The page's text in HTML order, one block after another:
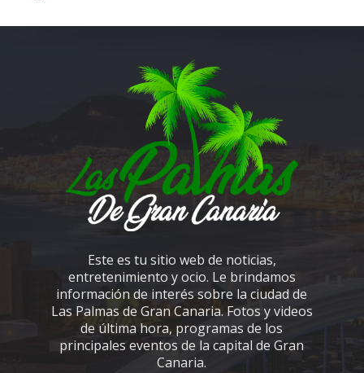
Este es tu sitio web de noticias,
entretenimiento y ocio. Le brindamos
información de interés sobre la ciudad de
Las Palmas de Gran Canaria. Fotos y videos
de última hora, programas de los
principales eventos de la capital de Gran
Canaria.